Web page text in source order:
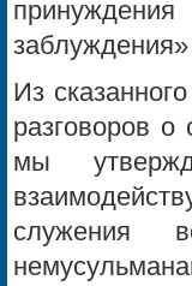
Из
разговоров о
мы
служения